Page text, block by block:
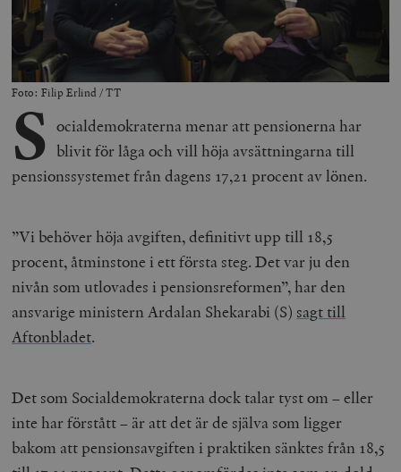
Foto: Filip Erlind / TT
S ocialdemokraterna menar att pensionerna har
blivit för låga och vill höja avsättningarna till
pensionssystemet från dagens 17,21 procent av lönen.
”Vi behöver höja avgiften, definitivt upp till 18,5
procent, åtminstone i ett första steg. Det var ju den
nivån som utlovades i pensionsreformen”, har den
ansvarige ministern Ardalan Shekarabi (S) sagt till
Aftonbladet.
Det som Socialdemokraterna dock talar tyst om – eller
inte har förstått – är att det är de själva som ligger
bakom att pensionsavgiften i praktiken sänktes från 18,5